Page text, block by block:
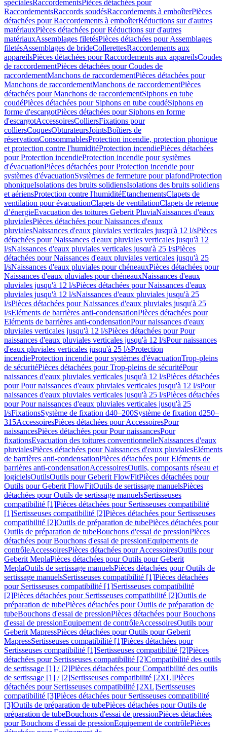
spécialesRaccordementsPièces détachées pour
RaccordementsRaccords soudésRaccordements à emboîterPièces
détachées pour Raccordements à emboîterRéductions sur d'autres
matériauxPièces détachées pour Réductions sur d'autres
matériauxAssemblages filetésPièces détachées pour Assemblages
filetésAssemblages de brideCollerettesRaccordements aux
appareilsPièces détachées pour Raccordements aux appareilsCoudes
de raccordementPièces détachées pour Coudes de
raccordementManchons de raccordementPièces détachées pour
Manchons de raccordementManchons de raccordementPièces
détachées pour Manchons de raccordementSiphons en tube
coudéPièces détachées pour Siphons en tube coudéSiphons en
forme d'escargotPièces détachées pour Siphons en forme
d'escargotAccessoiresColliersFixations pour
colliersCoquesObturateursJointsBoîtiers de
réservationConsommablesProtection incendie, protection phonique
et protection contre l'humiditéProtection incendiePièces détachées
pour Protection incendieProtection incendie pour systèmes
d'évacuationPièces détachées pour Protection incendie pour
systèmes d'évacuationSystèmes de fermeture pour plafondProtection
phoniqueIsolations des bruits solidiensIsolations des bruits solidiens
et aériensProtection contre l'humiditéEtanchementsClapets de
ventilation pour évacuationClapets de ventilationClapets de retenue
d’énergieEvacuation des toitures Geberit PluviaNaissances d'eaux
pluvialesPièces détachées pour Naissances d'eaux
pluvialesNaissances d'eaux pluviales verticales jusqu'à 12 l/sPièces
détachées pour Naissances d'eaux pluviales verticales jusqu'à 12
l/sNaissances d'eaux pluviales verticales jusqu'à 25 l/sPièces
détachées pour Naissances d'eaux pluviales verticales jusqu'à 25
l/sNaissances d'eaux pluviales pour chéneauxPièces détachées pour
Naissances d'eaux pluviales pour chéneauxNaissances d'eaux
pluviales jusqu'à 12 l/sPièces détachées pour Naissances d'eaux
pluviales jusqu'à 12 l/sNaissances d'eaux pluviales jusqu'à 25
l/sPièces détachées pour Naissances d'eaux pluviales jusqu'à 25
l/sEléments de barrières anti-condensationPièces détachées pour
Eléments de barrières anti-condensationPour naissances d'eaux
pluviales verticales jusqu'à 12 l/sPièces détachées pour Pour
naissances d'eaux pluviales verticales jusqu'à 12 l/sPour naissances
d'eaux pluviales verticales jusqu'à 25 l/sProtection
incendieProtection incendie pour systèmes d'évacuationTrop-pleins
de sécuritéPièces détachées pour Trop-pleins de sécuritéPour
naissances d'eaux pluviales verticales jusqu'à 12 l/sPièces détachées
pour Pour naissances d'eaux pluviales verticales jusqu'à 12 l/sPour
naissances d'eaux pluviales verticales jusqu'à 25 l/sPièces détachées
pour Pour naissances d'eaux pluviales verticales jusqu'à 25
l/sFixationsSystème de fixation d40–200Système de fixation d250–
315AccessoiresPièces détachées pour AccessoiresPour
naissancesPièces détachées pour Pour naissancesPour
fixationsEvacuation des toitures conventionnelleNaissances d'eaux
pluvialesPièces détachées pour Naissances d'eaux pluvialesEléments
de barrières anti-condensationPièces détachées pour Eléments de
barrières anti-condensationAccessoiresOutils, composants réseau et
logicielsOutilsOutils pour Geberit FlowFitPièces détachées pour
Outils pour Geberit FlowFitOutils de sertissage manuelsPièces
détachées pour Outils de sertissage manuelsSertisseuses
compatibilité [1]Pièces détachées pour Sertisseuses compatibilité
[1]Sertisseuses compatibilité [2]Pièces détachées pour Sertisseuses
compatibilité [2]Outils de préparation de tubePièces détachées pour
Outils de préparation de tubeBouchons d'essai de pressionPièces
détachées pour Bouchons d'essai de pressionEquipements de
contrôleAccessoiresPièces détachées pour AccessoiresOutils pour
Geberit MeplaPièces détachées pour Outils pour Geberit
MeplaOutils de sertissage manuelsPièces détachées pour Outils de
sertissage manuelsSertisseuses compatibilité [1]Pièces détachées
pour Sertisseuses compatibilité [1]Sertisseuses compatibilité
[2]Pièces détachées pour Sertisseuses compatibilité [2]Outils de
préparation de tubePièces détachées pour Outils de préparation de
tubeBouchons d'essai de pressionPièces détachées pour Bouchons
d'essai de pressionEquipement de contrôleAccessoiresOutils pour
Geberit MapressPièces détachées pour Outils pour Geberit
MapressSertisseuses compatibilité [1]Pièces détachées pour
Sertisseuses compatibilité [1]Sertisseuses compatibilité [2]Pièces
détachées pour Sertisseuses compatibilité [2]Compatibilité des outils
de sertissage [1] / [2]Pièces détachées pour Compatibilité des outils
de sertissage [1] / [2]Sertisseuses compatibilité [2XL]Pièces
détachées pour Sertisseuses compatibilité [2XL]Sertisseuses
compatibilité [3]Pièces détachées pour Sertisseuses compatibilité
[3]Outils de préparation de tubePièces détachées pour Outils de
préparation de tubeBouchons d'essai de pressionPièces détachées
pour Bouchons d'essai de pressionEquipement de contrôlePièces